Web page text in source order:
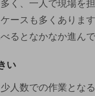
く、一人で現場を
ースも多くありま
るとなかなか進んで
い
人数での作業とな